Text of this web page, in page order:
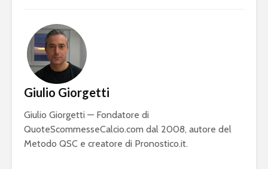
Giulio Giorgetti
Giulio Giorgetti — Fondatore di
QuoteScommesseCalcio.com dal 2008, autore del
Metodo QSC e creatore di Pronostico.it.